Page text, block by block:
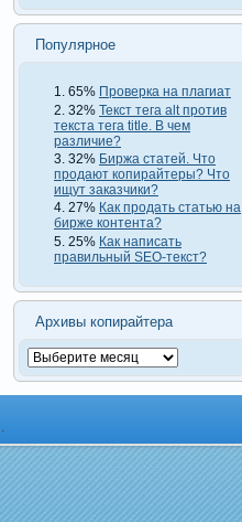
Популярное
65% Проверка на плагиат
32% Текст тега alt против
текста тега title. В чем
различие?
32% Биржа статей. Что
продают копирайтеры? Что
ищут заказчики?
27% Как продать статью на
бирже контента?
25% Как написать
правильный SEO-текст?
Архивы копирайтера